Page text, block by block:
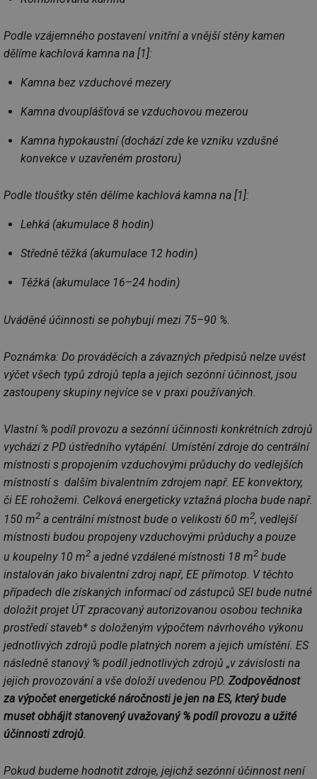
Podle vzájemného postavení vnitřní a vnější stěny kamen
dělíme kachlová kamna na [1]:
Kamna bez vzduchové mezery
Kamna dvouplášťová se vzduchovou mezerou
Kamna hypokaustní (dochází zde ke vzniku vzdušné
konvekce v uzavřeném prostoru)
Podle tloušťky stěn dělíme kachlová kamna na [1]:
Lehká (akumulace 8 hodin)
Středně těžká (akumulace 12 hodin)
Těžká (akumulace 16–24 hodin)
Uváděné účinnosti se pohybují mezi 75–90 %.
Poznámka: Do prováděcích a závazných předpisů nelze uvést
výčet všech typů zdrojů tepla a jejich sezónní účinnost, jsou
zastoupeny skupiny nejvíce se v praxi používaných.
Vlastní % podíl provozu a sezónní účinnosti konkrétních zdrojů
vychází z PD ústředního vytápění. Umístění zdroje do centrální
místnosti s propojením vzduchovými průduchy do vedlejších
místností s dalším bivalentním zdrojem např. EE konvektory,
či EE rohožemi. Celková energeticky vztažná plocha bude např.
150 m2 a centrální místnost bude o velikosti 60 m2, vedlejší
místnosti budou propojeny vzduchovými průduchy a pouze
u koupelny 10 m2 a jedné vzdálené místnosti 18 m2 bude
instalován jako bivalentní zdroj např, EE přímotop. V těchto
případech dle získaných informací od zástupců SEI bude nutné
doložit projet ÚT zpracovaný autorizovanou osobou technika
prostředí staveb* s doloženým výpočtem návrhového výkonu
jednotlivých zdrojů podle platných norem a jejich umístění. ES
následně stanový % podíl jednotlivých zdrojů „v závislosti na
jejich provozování a vše doloží uvedenou PD. Zodpovědnost
za výpočet energetické náročnosti je jen na ES, který bude
muset obhájit stanovený uvažovaný % podíl provozu a užité
účinnosti zdrojů
Pokud budeme hodnotit zdroje, jejichž sezónní účinnost není